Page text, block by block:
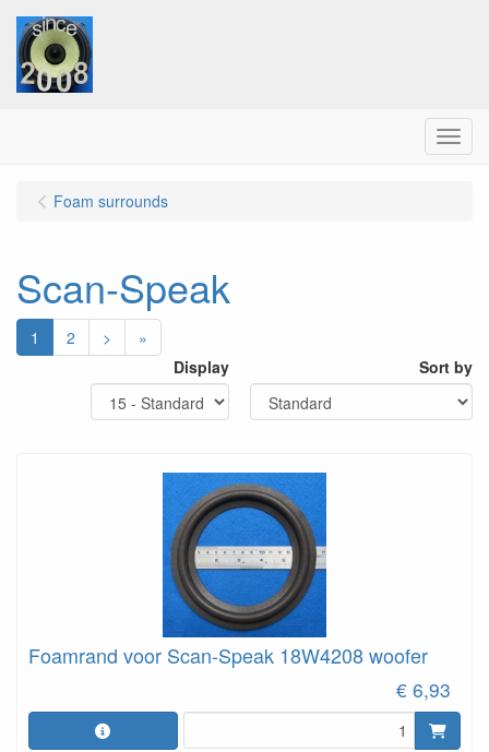
Menu
Foam surrounds
Scan-Speak
1 2 >
»
Display
Sort by
Foamrand voor Scan-Speak 18W4208 woofer
€ 6,93